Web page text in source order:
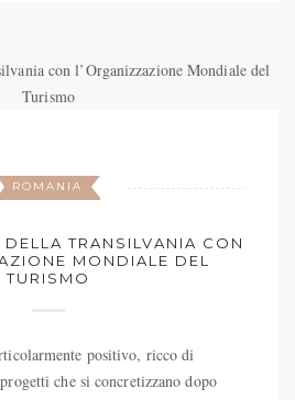
ROMANIA
TRANSILVANIA CON
MONDIALE DEL
TURISMO
positivo, ricco di
che si concretizzano dopo